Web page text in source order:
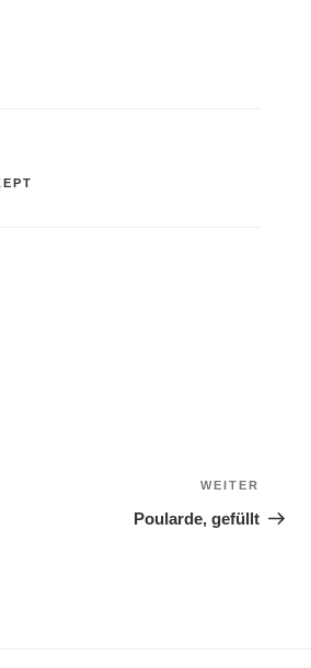
Beitrag
WEITER
Poularde, gefüllt